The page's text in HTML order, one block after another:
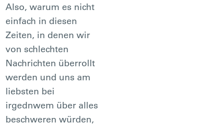
Also, warum es nicht
einfach in diesen
Zeiten, in denen wir
von schlechten
Nachrichten überrollt
werden und uns am
liebsten bei
irgednwem über alles
beschweren würden,